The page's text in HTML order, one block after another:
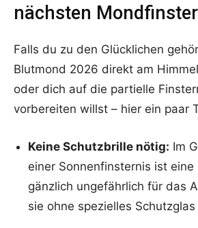
nächsten
Falls du zu den Glücklichen
Blutmond 2026 direkt am
oder dich auf die partielle
vorbereiten willst – hier ein paar
Keine Schutzbrille nötig: Im
einer Sonnenfinsternis ist
gänzlich ungefährlich für das
sie ohne spezielles Schutzglas